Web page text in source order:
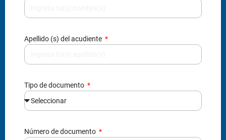
Apellido (s) del acudiente
Tipo de documento
Número de documento